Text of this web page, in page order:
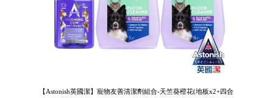
【Astonish英國潔】寵物友善清潔劑組合-天竺葵橙花(地板x2+四合